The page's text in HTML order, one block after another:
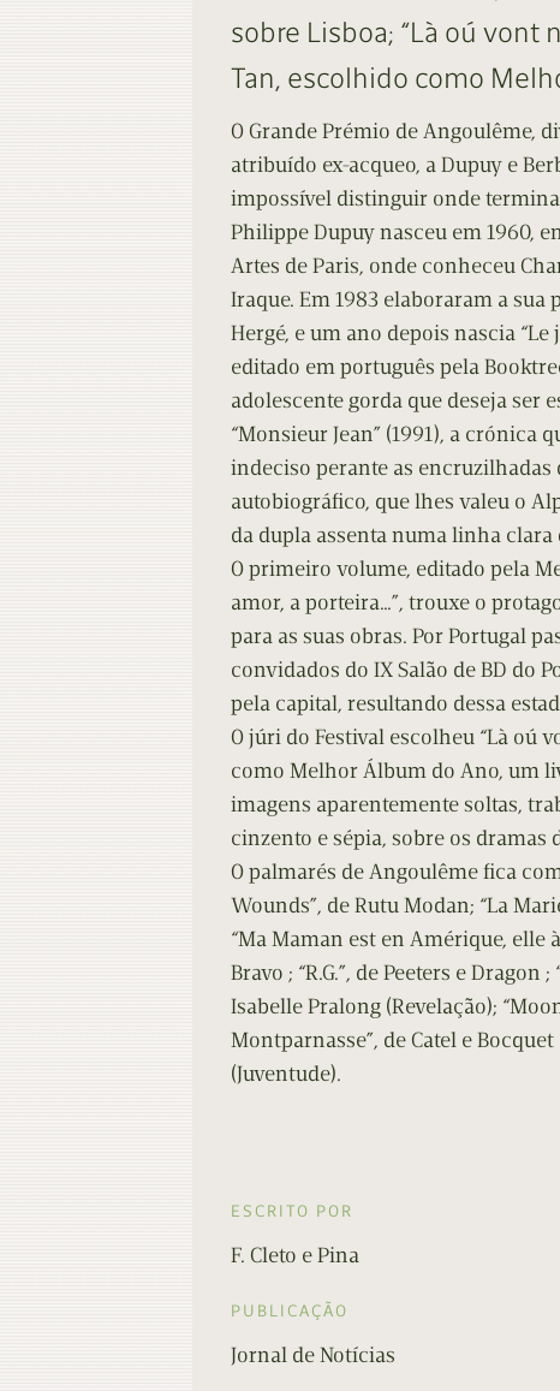
Contacto
sobre Lisboa; “Là oú vont
Tan, escolhido como
O Grande Prémio de Angoulême,
atribuído ex-acqueo, a Dupuy e
impossível distinguir onde
Philippe Dupuy nasceu em 1960,
Artes de Paris, onde conheceu
Iraque. Em 1983 elaboraram a
Hergé, e um ano depois nascia
editado em português pela
adolescente gorda que deseja ser
“Monsieur Jean” (1991), a
indeciso perante as
autobiográfico, que lhes valeu o
da dupla assenta numa linha clara
O primeiro volume, editado pela
amor, a porteira…”, trouxe o
para as suas obras. Por Portugal
convidados do IX Salão de BD do
pela capital, resultando dessa
O júri do Festival escolheu “Là oú
como Melhor Álbum do Ano, um
imagens aparentemente soltas,
cinzento e sépia, sobre os dramas
O palmarés de Angoulême fica
Wounds”, de Rutu Modan; “La
“Ma Maman est en Amérique, elle
Bravo ; “R.G.”, de Peeters e Dragon
Isabelle Pralong (Revelação);
Montparnasse”, de Catel e
(Juventude).
ESCRITO POR
F. Cleto e Pina
PUBLICAÇÃO
Jornal de Notícias